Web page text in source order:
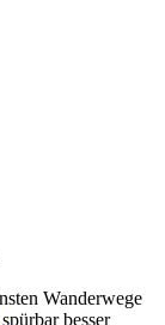
Wanderwege
spürbar besser